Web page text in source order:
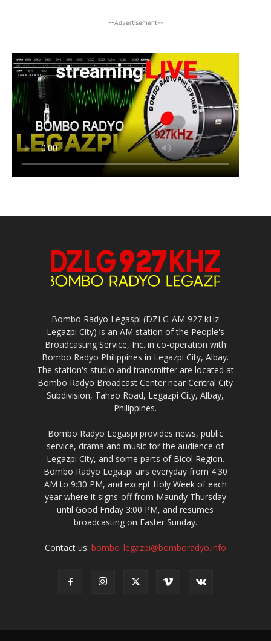
--Advertisement--
Bombo Radyo Legaspi (DZLG-AM 927 kHz
Legazpi City) is an AM station of the People's
Broadcasting Service, Inc. in co-operation with
Bombo Radyo Philippines in Legazpi City, Albay.
The station's studio and transmitter are located at
Bombo Radyo Broadcast Center near Central City
Subdivision, Tahao Road, Legazpi City, Albay,
Philippines.
Bombo Radyo Legaspi provides news, public
service, drama and music for the audience of
Legazpi City, and some parts of Bicol Region.
Bombo Radyo Legaspi airs everyday from 4:30
AM to 9:30 PM, and except Holy Week of each
year where it signs-off from Maundy Thursday
until Good Friday 3:00 PM, and resumes
broadcasting on Easter Sunday.
Contact us: bombo_legazpi@bomboradyo.info